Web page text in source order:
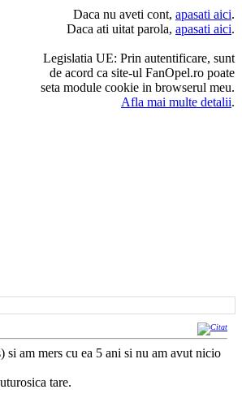
Daca nu aveti cont, apasati aici.
Daca ati uitat parola, apasati aici.
Legislatia UE: Prin autentificare, sunt
de acord ca site-ul FanOpel.ro poate
seta module cookie in browserul meu.
Afla mai multe detalii.
am mers cu ea 5 ani si nu am avut nicio
tare.